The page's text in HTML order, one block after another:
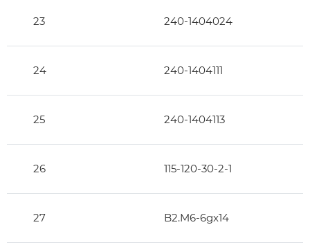
23 240-1404024
24 240-1404111
25 240-1404113
26 115-120-30-2-1
27 B2.M6-6gx14